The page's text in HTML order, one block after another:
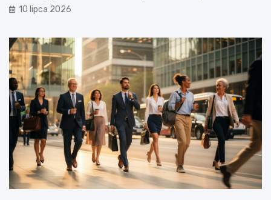
10 lipca 2026